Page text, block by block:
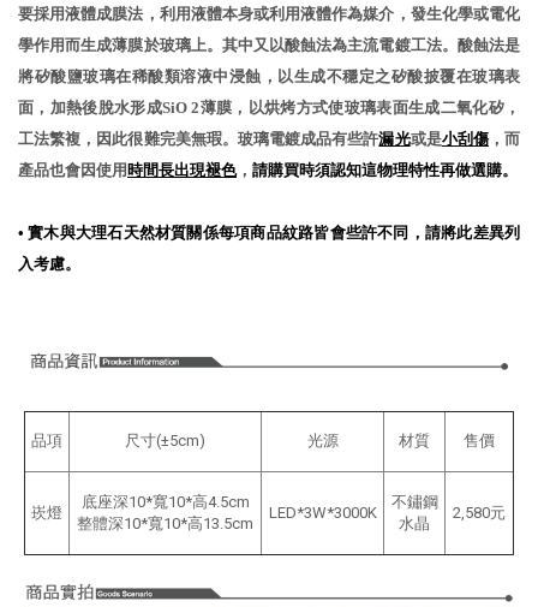
要採用液體成膜法，利用液體本身或利用液體作為媒介，發生化學或電化
學作用而生成薄膜於玻璃上。其中又以酸蝕法為主流電鍍工法。酸蝕法是
將矽酸鹽玻璃在稀酸類溶液中浸蝕，以生成不穩定之矽酸披覆在玻璃表
面，加熱後脫水形成SiO 2薄膜，以烘烤方式使玻璃表面生成二氧化矽，
工法繁複，因此很難完美無瑕。玻璃電鍍成品有些許漏光或是小刮傷，而
產品也會因使用時間長出現褪色， 請購買時須認知這物理特性再做選購。
• 實木與大理石天然材質關係每項商品紋路皆會些許不同，請將此差異列
入考慮。
品項 尺寸(±5cm) 光源 材質 售價
崁燈
底座深10*寬10*高4.5cm
整體深10*寬10*高13.5cm
LED*3W*3000K
不鏽鋼
水晶
2,580元